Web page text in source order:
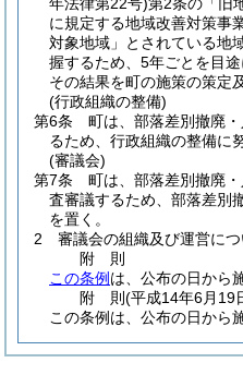
に規定する地域改善対策事
対象地域」とされている地
握するため、5年ごとを目
その結果を町の施策の策定
(行政組織の整備)
第6条
町は、部落差別撤廃
るため、行政組織の整備に
(審議会)
第7条
町は、部落差別撤廃
査審議するため、部落差別
を置く。
2
審議会の組織及び運営に
附 則
この条例 は、公布の日から
附 則(平成14年6月19
この条例は、公布の日から